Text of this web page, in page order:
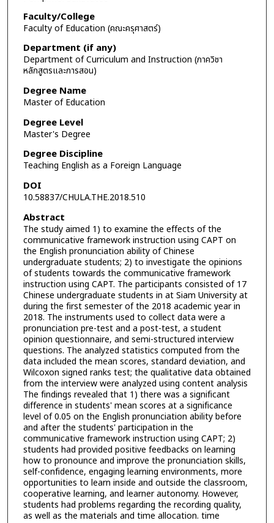
Faculty/College
Faculty of Education (คณะครุศาสตร์)
Department (if any)
Department of Curriculum and Instruction (ภาควิชา
หลักสูตรและการสอน)
Degree Name
Master of Education
Degree Level
Master's Degree
Degree Discipline
Teaching English as a Foreign Language
DOI
10.58837/CHULA.THE.2018.510
Abstract
The study aimed 1) to examine the effects of the
communicative framework instruction using CAPT on
the English pronunciation ability of Chinese
undergraduate students; 2) to investigate the opinions
of students towards the communicative framework
instruction using CAPT. The participants consisted of 17
Chinese undergraduate students in at Siam University at
during the first semester of the 2018 academic year in
2018. The instruments used to collect data were a
pronunciation pre-test and a post-test, a student
opinion questionnaire, and semi-structured interview
questions. The analyzed statistics computed from the
data included the mean scores, standard deviation, and
Wilcoxon signed ranks test; the qualitative data obtained
from the interview were analyzed using content analysis
The findings revealed that 1) there was a significant
difference in students' mean scores at a significance
level of 0.05 on the English pronunciation ability before
and after the students' participation in the
communicative framework instruction using CAPT; 2)
students had provided positive feedbacks on learning
how to pronounce and improve the pronunciation skills,
self-confidence, engaging learning environments, more
opportunities to learn inside and outside the classroom,
cooperative learning, and learner autonomy. However,
students had problems regarding the recording quality,
as well as the materials and time allocation. time